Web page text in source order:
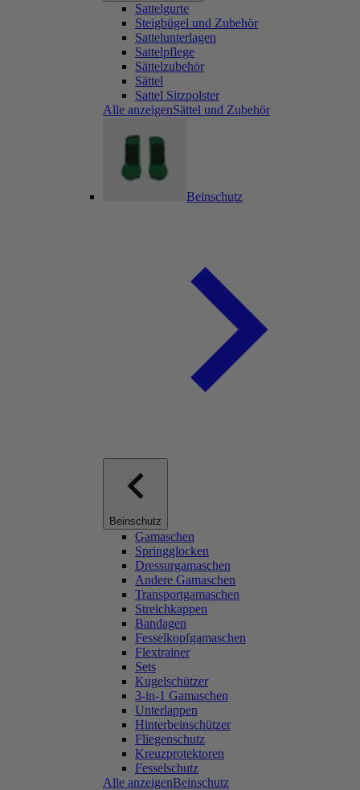
Sattelgurte
Steigbügel und Zubehör
Sattelunterlagen
Sattelpflege
Sättelzubehör
Sättel
Sattel Sitzpolster
Alle anzeigenSättel und Zubehör
Beinschutz
Beinschutz
Gamaschen
Springglocken
Dressurgamaschen
Andere Gamaschen
Transportgamaschen
Streichkappen
Bandagen
Fesselkopfgamaschen
Flextrainer
Sets
Kugelschützer
3-in-1 Gamaschen
Unterlappen
Hinterbeinschützer
Fliegenschutz
Kreuzprotektoren
Fesselschutz
Alle anzeigenBeinschutz